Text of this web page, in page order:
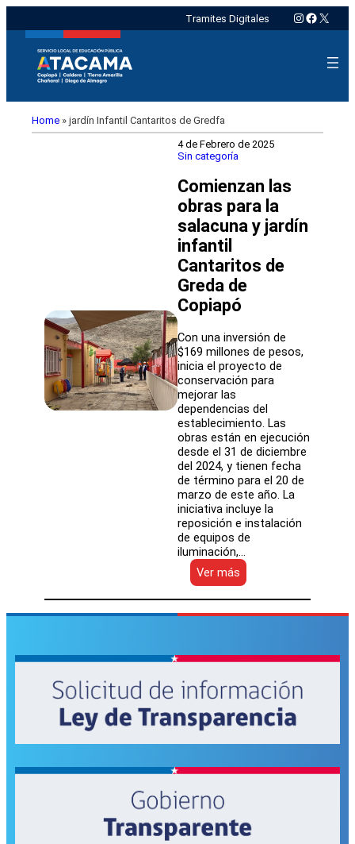
Tramites Digitales Instagram
X
Home » jardín Infantil Cantaritos de Gredfa
4 de Febrero de 2025
Sin categoría
Comienzan las
obras para la
salacuna y jardín
infantil
Cantaritos de
Greda de
Copiapó
Con una inversión de
$169 millones de pesos,
inicia el proyecto de
conservación para
mejorar las
dependencias del
establecimiento. Las
obras están en ejecución
desde el 31 de diciembre
del 2024, y tienen fecha
de término para el 20 de
marzo de este año. La
iniciativa incluye la
reposición e instalación
de equipos de
iluminación,…
Ver más
Comienzan
las
obras
salacuna
jardín
infantil
Cantaritos
de
Greda
Copiapó